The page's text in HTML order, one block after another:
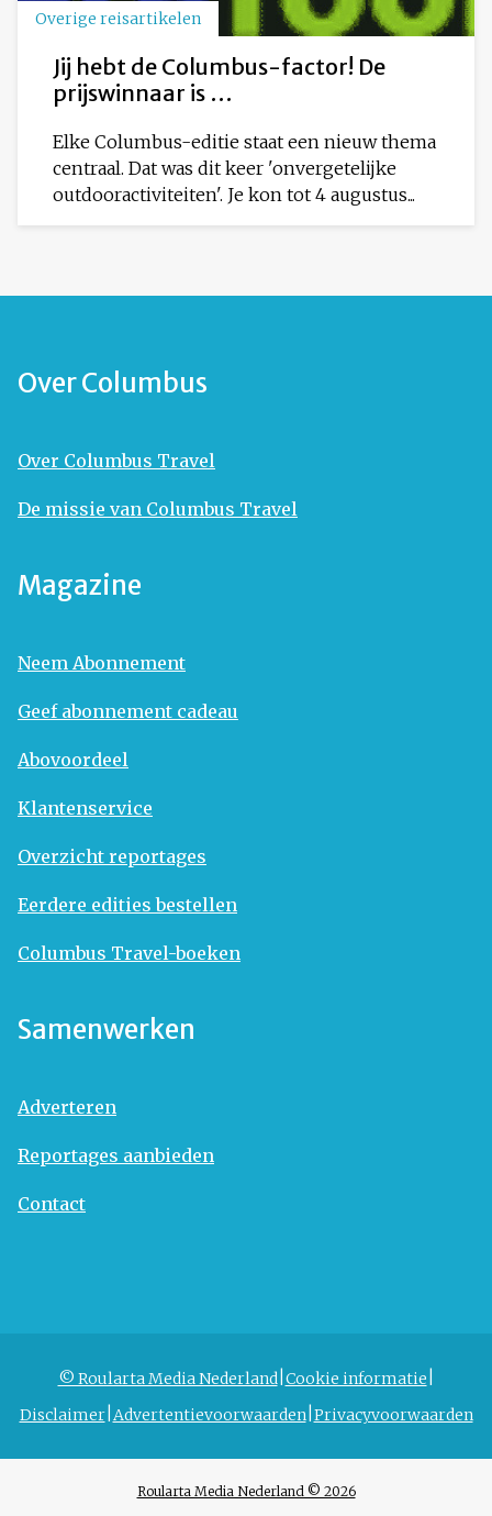
Overige reisartikelen
Jij hebt de Columbus-factor! De
prijswinnaar is …
Elke Columbus-editie staat een nieuw thema
centraal. Dat was dit keer 'onvergetelijke
outdooractiviteiten'. Je kon tot 4 augustus...
Over Columbus
Over Columbus Travel
De missie van Columbus Travel
Magazine
Neem Abonnement
Geef abonnement cadeau
Abovoordeel
Klantenservice
Overzicht reportages
Eerdere edities bestellen
Columbus Travel-boeken
Samenwerken
Adverteren
Reportages aanbieden
Contact
© Roularta Media Nederland Cookie informatie
Disclaimer Advertentievoorwaarden Privacyvoorwaarden
Roularta Media Nederland © 2026